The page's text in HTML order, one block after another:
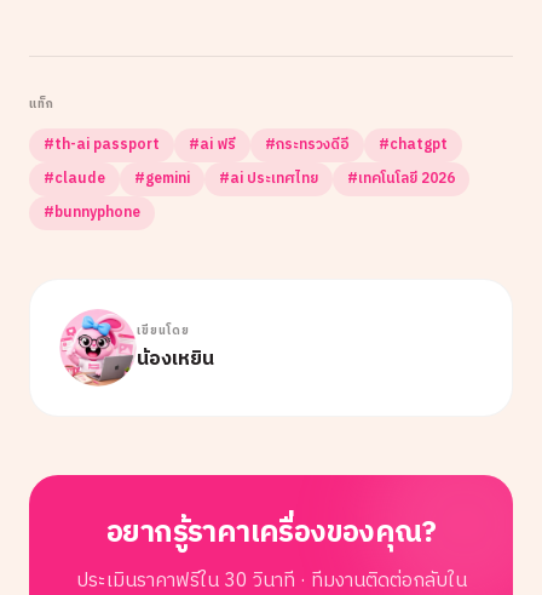
แท็ก
#th-ai passport #ai ฟรี #กระทรวงดีอี #chatgpt
#claude #gemini #ai ประเทศไทย #เทคโนโลยี 2026
#bunnyphone
เขียนโดย
น้องเหยิน
อยากรู้ราคาเครื่องของคุณ?
ประเมินราคาฟรีใน 30 วินาที · ทีมงานติดต่อกลับใน